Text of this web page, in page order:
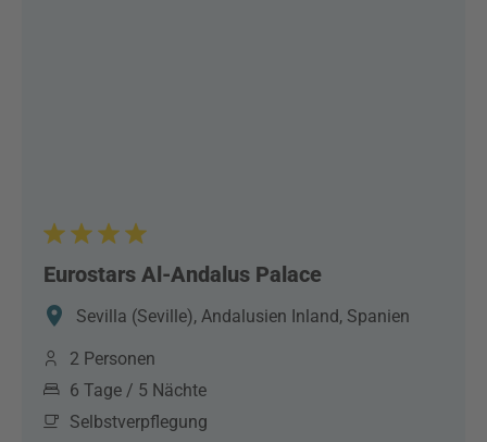
Eurostars Al-Andalus Palace
Sevilla (Seville), Andalusien Inland, Spanien
2 Personen
6 Tage / 5 Nächte
Selbstverpflegung